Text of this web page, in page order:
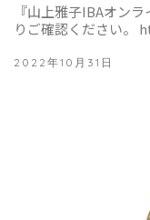
『山上雅子IBAオン
りご確認ください
2022年10月31日